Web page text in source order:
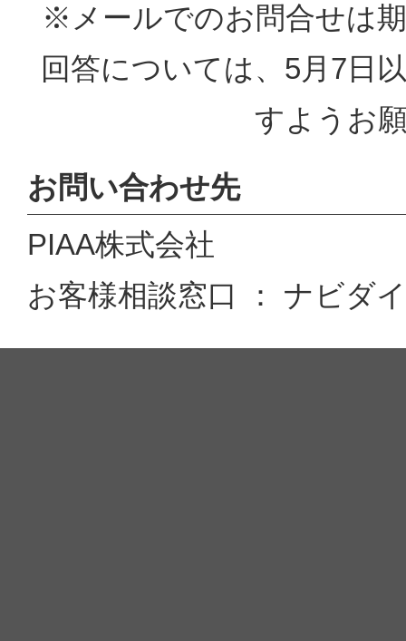
※メールでのお問合せは
回答については、5月7日
すようお
お問い合わせ先
PIAA株式会社
お客様相談窓口 ： ナビダ